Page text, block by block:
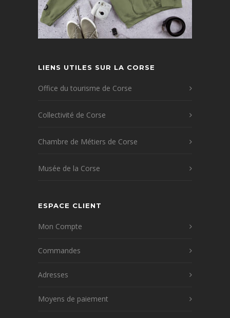
LIENS UTILES SUR LA CORSE
Office du tourisme de Corse
Collectivité de Corse
Chambre de Métiers de Corse
Musée de la Corse
ESPACE CLIENT
Mon Compte
Commandes
Adresses
Moyens de paiement